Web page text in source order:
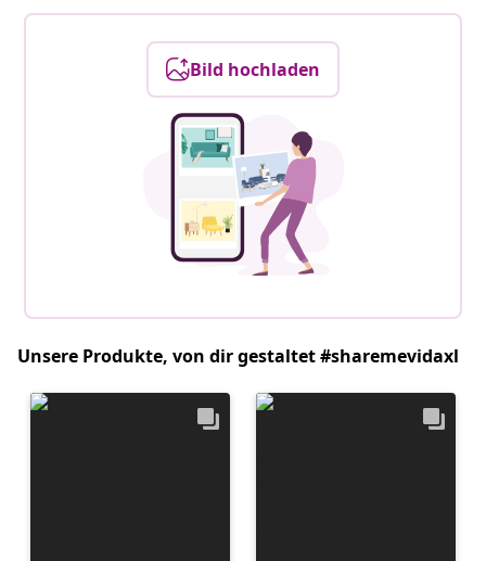
Bild hochladen
Unsere Produkte, von dir gestaltet #sharemevidaxl